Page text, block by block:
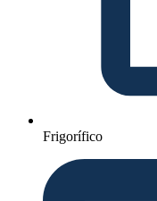
Frigorífico